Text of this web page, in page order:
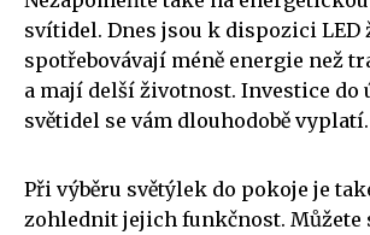
svítidel. Dnes jsou k dispozici LED
spotřebovávají méně energie než
a mají delší životnost. Investice do
světidel se vám dlouhodobě vyplatí.
Při výběru světýlek do pokoje je
zohlednit jejich funkčnost. Můžete